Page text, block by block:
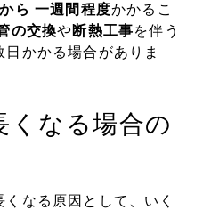
ら 一週間程度かかるこ
の交換や断熱工事を伴う
かかる場合がありま
くなる場合の
なる原因として、いく